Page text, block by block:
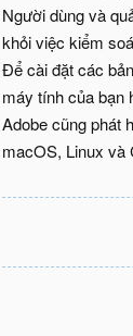
Người dùng và
khỏi việc kiểm
Để cài đặt các
máy tính của bạn
Adobe cũng phát
macOS, Linux và